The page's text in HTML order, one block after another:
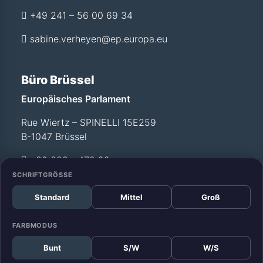
SCHRIFTGRÖSSE
Standard Mittel Groß
FARBMODUS
Bunt S/W W/S
+49 241 – 56 00 69 34
sabine.verheyen@ep.europa.eu
Büro Brüssel
Europäisches Parlament
Rue Wiertz – SPINELLI 15E259
B-1047 Brüssel
+32 228 - 472 99
Büro Straßburg
Europäisches Parlament
Allée du Printemps –
WEISS T12 029